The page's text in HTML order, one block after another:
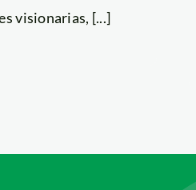
visionarias, [...]